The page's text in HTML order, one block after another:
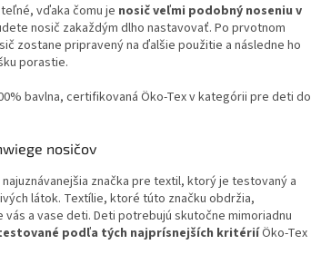
vďaka čomu je nosič veľmi podobný noseniu v
nosič zakaždým dlho nastavovať. Po prvotnom
zostane pripravený na ďalšie použitie a následne ho
porastie.
bavlna, certifikovaná Öko-Tex v kategórii pre deti do
nosičov
značka pre textil, ktorý je testovaný a
látok. Textílie, ktoré túto značku obdržia,
vás a vase deti. Deti potrebujú skutočne mimoriadnu
podľa tých najprísnejších kritériíÖko-Tex